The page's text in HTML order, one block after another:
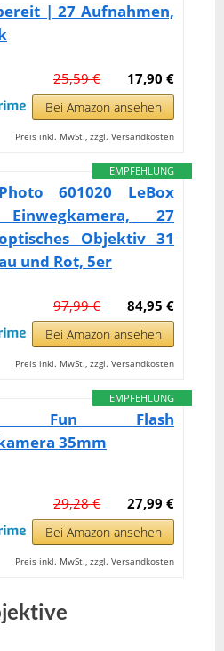
| 27 Aufnahmen,
17,90 €
25,59 €
Bei Amazon ansehen
Preis inkl. MwSt., zzgl. Versandkosten
EMPFEHLUNG
601020 LeBox
27
Objektiv 31
und Rot, 5er
84,95 €
97,99 €
Bei Amazon ansehen
Preis inkl. MwSt., zzgl. Versandkosten
EMPFEHLUNG
Fun Flash
35mm
27,99 €
29,28 €
Bei Amazon ansehen
Preis inkl. MwSt., zzgl. Versandkosten